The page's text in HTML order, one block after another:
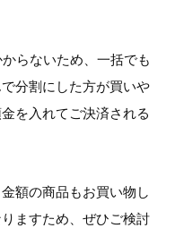
らないため、一括でも
分割にした方が買いや
を入れてご決済される
額の商品もお買い物し
ますため、ぜひご検討